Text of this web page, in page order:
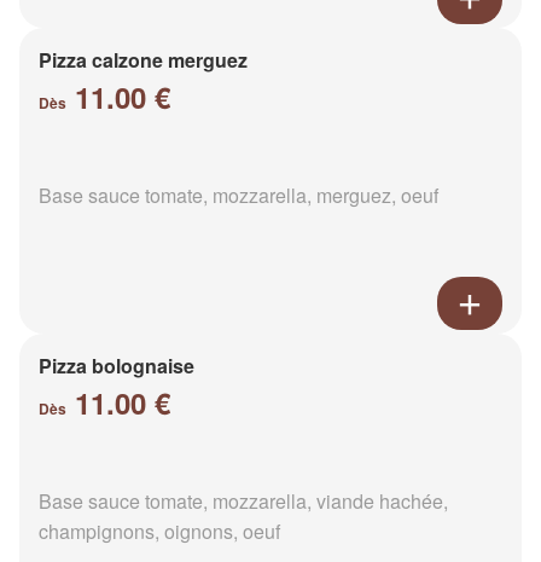
Pizza calzone merguez
Dès 11.00 €
Base sauce tomate, mozzarella, merguez, oeuf
Pizza bolognaise
Dès 11.00 €
Base sauce tomate, mozzarella, viande hachée,
champignons, oignons, oeuf